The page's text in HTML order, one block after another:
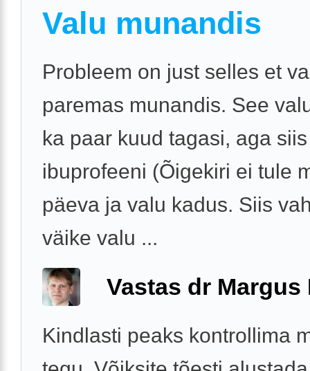
Valu munandis
Probleem on just selles et
paremas munandis. See
ka paar kuud tagasi, aga
ibuprofeeni (Õigekiri ei tule
päeva ja valu kadus. Siis
väike valu ...
Vastas dr Margus
Kindlasti peaks kontrollima